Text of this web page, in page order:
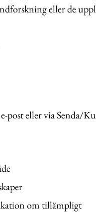
eller de
post eller via Senda/
om tillämpligt